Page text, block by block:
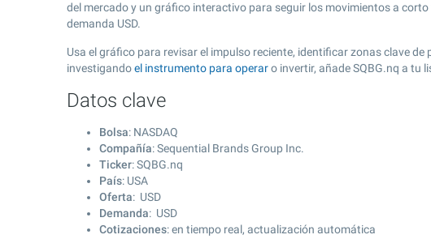
del mercado y un gráfico interactivo para seguir los movimientos a
demanda USD.
Usa el gráfico para revisar el impulso reciente, identificar zonas clave
investigandoel instrumento para operaro invertir, añade SQBG.nq a tu
Datos clave
Bolsa: NASDAQ
Compañía: Sequential Brands Group Inc.
Ticker: SQBG.nq
País: USA
Oferta: USD
Demanda: USD
Cotizaciones: en tiempo real, actualización automática